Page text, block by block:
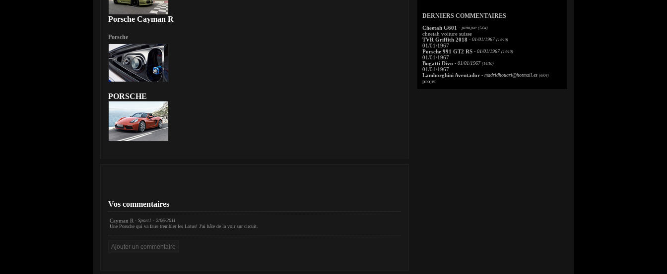
Porsche Cayman R
Porsche
PORSCHE
Vos commentaires
Cayman R - Sport1 - 2/06/2011
Une Porsche qui va faire trembler les Lotus! J'ai hâte de la voir sur circuit.
DERNIERS COMMENTAIRES
Cheetah G601 - jamijoe (5/04)
cheetah voiture suisse
TVR Griffith 2018 - 01/01/1967 (14/10)
01/01/1967
Porsche 991 GT2 RS - 01/01/1967 (14/10)
01/01/1967
Bugatti Divo - 01/01/1967 (14/10)
01/01/1967
Lamborghini Aventador - madridhouari@hotmail.es (6/04)
projet